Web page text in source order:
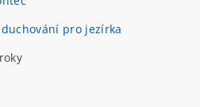
pro jezírka